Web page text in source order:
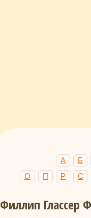
А
Б
О
П Р С
Филлип Глассер